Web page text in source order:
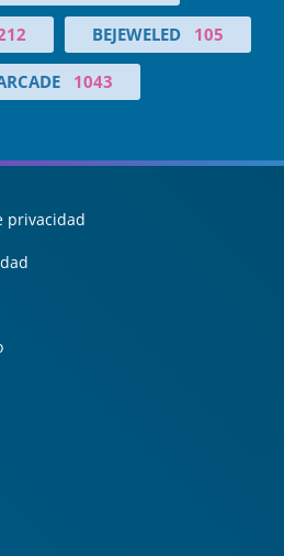
BEJEWELED 105
1043
privacidad